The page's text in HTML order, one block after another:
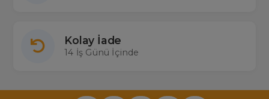
Kolay İade
14 İş Günü İçinde